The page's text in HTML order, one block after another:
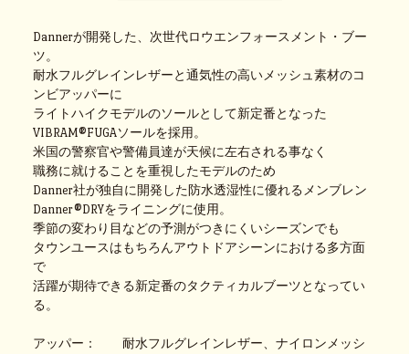
Dannerが開発した、次世代ロウエンフォースメント・ブー
ツ。
耐水フルグレインレザーと通気性の高いメッシュ素材のコ
ンビアッパーに
ライトハイクモデルのソールとして新定番となった
VIBRAM®FUGAソールを採用。
米国の警察官や警備員達が天候に左右される事なく
職務に就けることを重視したモデルのため
Danner社が独自に開発した防水透湿性に優れるメンブレン
Danner®DRYをライニングに使用。
季節の変わり目などの予測がつきにくいシーズンでも
タウンユースはもちろんアウトドアシーンにおける多方面
で
活躍が期待できる新定番のタクティカルブーツとなってい
る。
アッパー： 耐水フルグレインレザー、ナイロンメッシ